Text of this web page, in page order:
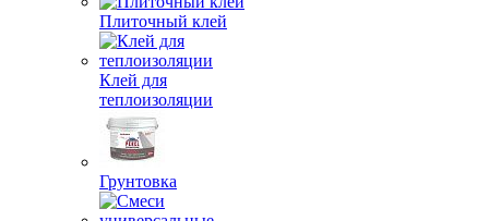
Плиточный клей
Клей для
теплоизоляции
Грунтовка